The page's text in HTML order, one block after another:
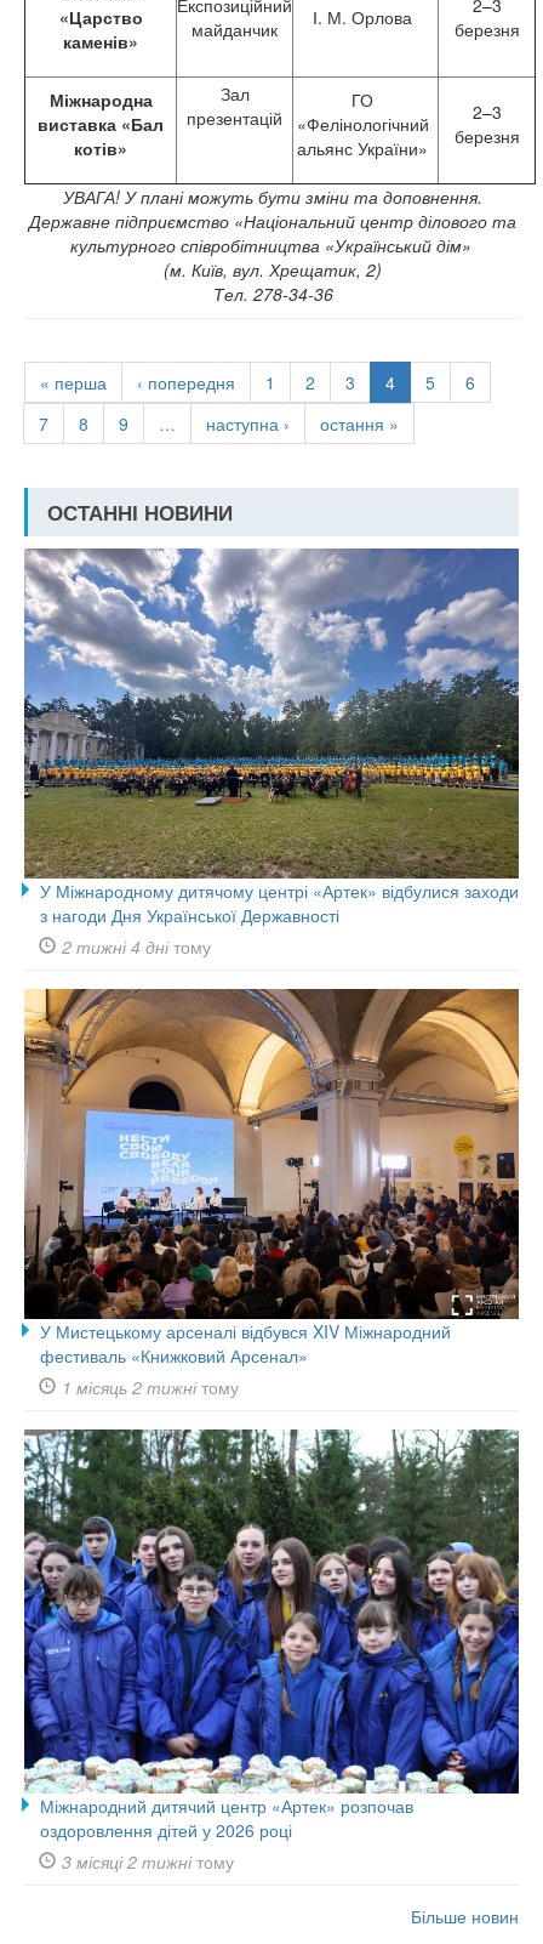
«Царство
каменів»
Експозиційний
майданчик
І. М. Орлова
2–3
березня
Міжнародна
виставка «Бал
котів»
Зал
презентацій
ГО
«Фелінологічний
альянс України»
2–3
березня
УВАГА! У плані можуть бути зміни та доповнення.
Державне підприємство «Національний центр ділового та
культурного співробітництва «Український дім»
(м. Київ, вул. Хрещатик, 2)
Тел. 278-34-36
« перша ‹ попередня 1 2 3 4 5
6
7
8 9 … наступна › остання »
ОСТАННІ НОВИНИ
У Міжнародному дитячому центрі «Артек» відбулися заходи
з нагоди Дня Української Державності
2 тижні 4 днітому
У Мистецькому арсеналі відбувся XIV Міжнародний
фестиваль «Книжковий Арсенал»
1 місяць 2 тижнітому
Міжнародний дитячий центр «Артек» розпочав
оздоровлення дітей у 2026 році
3 місяці 2 тижнітому
Більше новин